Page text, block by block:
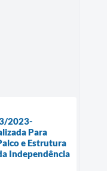
2023-
Para
e Estrutura
Independência